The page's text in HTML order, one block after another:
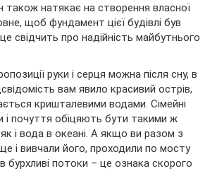
також натякає на створення власної
щоб фундамент цієї будівлі був
свідчить про надійність майбутнього
руки і серця можна після сну, в
вам явило красивий острів,
кришталевими водами. Сімейні
і почуття обіцяють бути такими ж
і вода в океані. А якщо ви разом з
і вивчали його, проходили по мосту
бурхливі потоки – це ознака скорого